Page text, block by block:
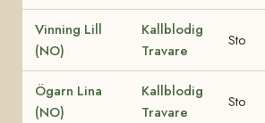
Vinning Lill
(NO)
Kallblodig
Travare
Sto
Ögarn Lina
(NO)
Kallblodig
Travare
Sto